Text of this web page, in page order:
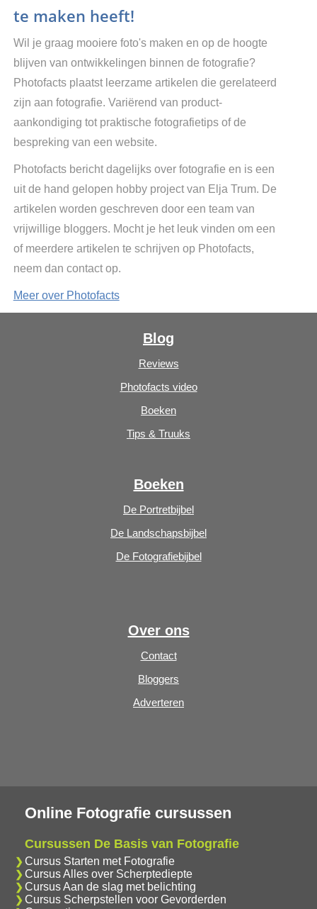
te maken heeft!
Wil je graag mooiere foto's maken en op de hoogte
blijven van ontwikkelingen binnen de fotografie?
Photofacts plaatst leerzame artikelen die gerelateerd
zijn aan fotografie. Variërend van product-
aankondiging tot praktische fotografietips of de
bespreking van een website.
Photofacts bericht dagelijks over fotografie en is een
uit de hand gelopen hobby project van Elja Trum. De
artikelen worden geschreven door een team van
vrijwillige bloggers. Mocht je het leuk vinden om een
of meerdere artikelen te schrijven op Photofacts,
neem dan contact op.
Meer over Photofacts
Blog
Reviews
Photofacts video
Boeken
Tips & Truuks
Boeken
De Portretbijbel
De Landschapsbijbel
De Fotografiebijbel
Over ons
Contact
Bloggers
Adverteren
Online Fotografie cursussen
Cursussen De Basis van Fotografie
Cursus Starten met Fotografie
Cursus Alles over Scherptediepte
Cursus Aan de slag met belichting
Cursus Scherpstellen voor Gevorderden